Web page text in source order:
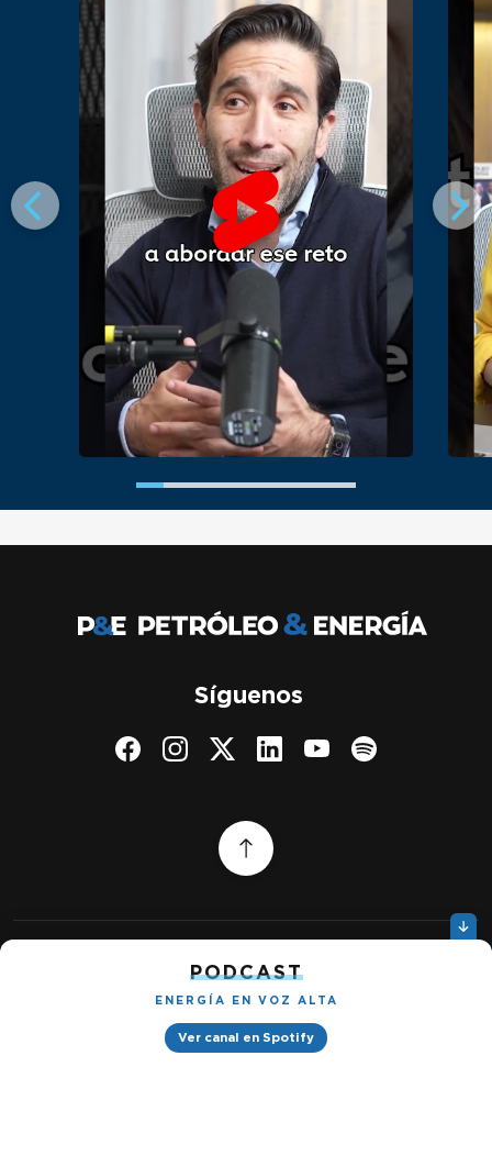
PODCAST
ENERGÍA EN VOZ ALTA
Ver canal en Spotify
Síguenos
Política de privacidad
Petróleo & Energía © 2026